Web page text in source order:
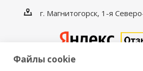
г. Магнитогорск, 1-я
Файлы cookie